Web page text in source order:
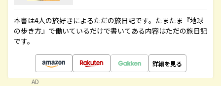
本書は4人の旅好きによるただの旅日記です。たまたま『地球
の歩き方』で働いているだけで書いてある内容はただの旅日記
です。
詳細を見る
AD